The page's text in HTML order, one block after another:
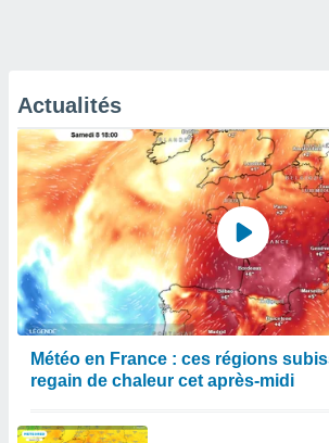
Actualités
Météo en France : ces régions
regain de chaleur cet après-midi